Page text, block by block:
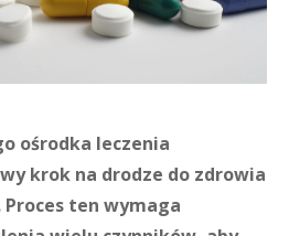
ośrodka leczenia
krok na drodze do zdrowia
Proces ten wymaga